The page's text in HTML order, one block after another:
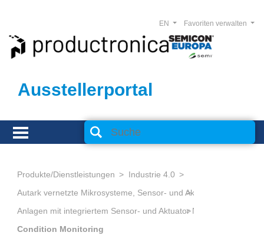
Ausstellerportal
Favoriten verwalten
EN
Produkte/Dienstleistungen Industrie 4.0
Anlagen mit integriertem Sensor- und Aktuator Netzwerk , CPS
Condition Monitoring